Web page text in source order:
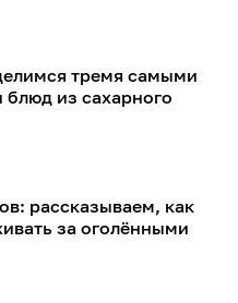
тремя самыми
из сахарного
рассказываем, как
за оголёнными